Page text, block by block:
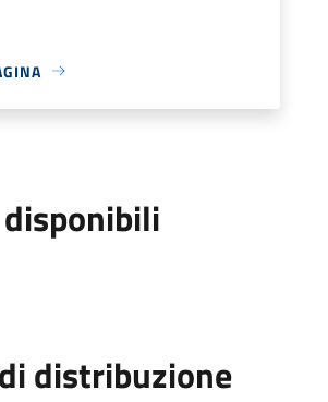
distribuzione